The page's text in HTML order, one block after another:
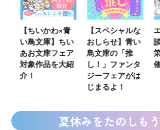
【ちいかわ×青
い鳥文庫】ちい
あお文庫フェア
対象作品を大紹
介！
【スペシャルな
おしらせ】青い
鳥文庫の「推
し！」ファンタ
ジーフェアがは
じまるよ！
夏休みをたのしも